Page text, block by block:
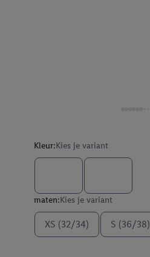
Kleur:Kies je variant
maten:Kies je variant
XS (32/34) S (36/38)